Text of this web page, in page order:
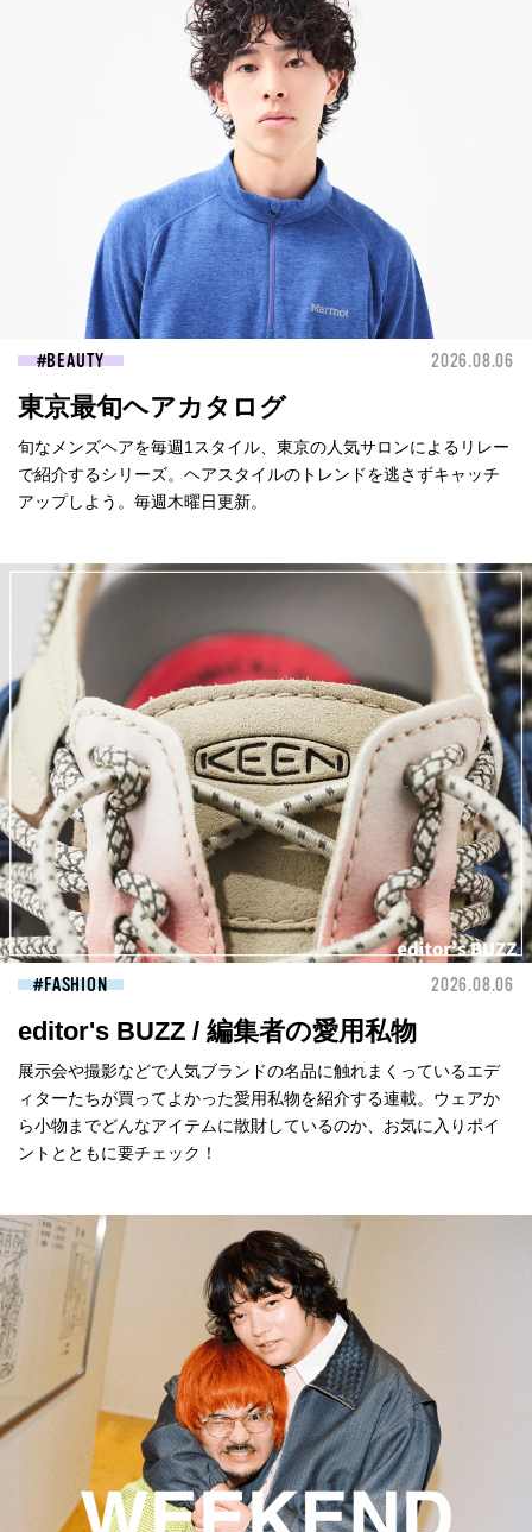
BEAUTY 2026.08.06
東京最旬ヘアカタログ
旬なメンズヘアを毎週1スタイル、東京の人気サロンによるリレー
で紹介するシリーズ。ヘアスタイルのトレンドを逃さずキャッチ
アップしよう。毎週木曜日更新。
FASHION 2026.08.06
editor's BUZZ / 編集者の愛用私物
展示会や撮影などで人気ブランドの名品に触れまくっているエデ
ィターたちが買ってよかった愛用私物を紹介する連載。ウェアか
ら小物までどんなアイテムに散財しているのか、お気に入りポイ
ントとともに要チェック！